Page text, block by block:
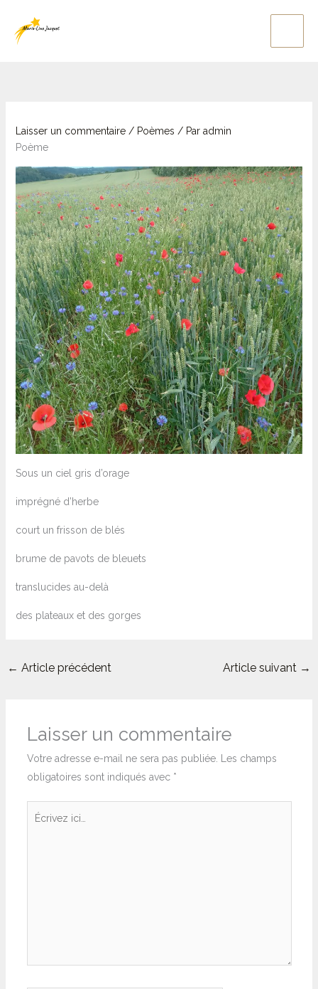
contenu
Laisser un commentaire / Poèmes / Par admin
Poème
Sous un ciel gris d’orage
imprégné d’herbe
court un frisson de blés
brume de pavots de bleuets
translucides au-delà
des plateaux et des gorges
← Article précédent Article suivant →
Laisser un commentaire
Votre adresse e-mail ne sera pas publiée.
Les champs
obligatoires sont indiqués avec *
Écrivez